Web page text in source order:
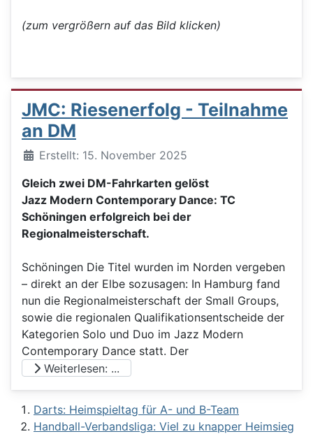
(zum vergrößern auf das Bild klicken)
JMC: Riesenerfolg - Teilnahme
an DM
DetailsErstellt: 15. November 2025
Gleich zwei DM-Fahrkarten gelöst
Jazz Modern Contemporary Dance: TC
Schöningen erfolgreich bei der
Regionalmeisterschaft.
Schöningen Die Titel wurden im Norden vergeben
– direkt an der Elbe sozusagen: In Hamburg fand
nun die Regionalmeisterschaft der Small Groups,
sowie die regionalen Qualifikationsentscheide der
Kategorien Solo und Duo im Jazz Modern
Contemporary Dance statt. Der
Weiterlesen: ...
Darts: Heimspieltag für A- und B-Team
Handball-Verbandsliga: Viel zu knapper Heimsieg